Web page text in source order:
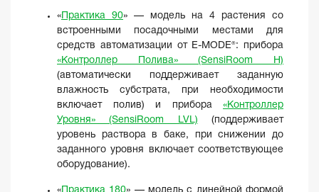
«Практика 90» — модель на 4 растения со
встроенными посадочными местами для
средств автоматизации от E-MODE®: прибора
«Контроллер Полива» (SensiRoom H)
(автоматически поддерживает заданную
влажность субстрата, при необходимости
включает полив) и прибора «Контроллер
Уровня» (SensiRoom LVL) (поддерживает
уровень раствора в баке, при снижении до
заданного уровня включает соответствующее
оборудование).
«Практика 180» — модель с линейной формой